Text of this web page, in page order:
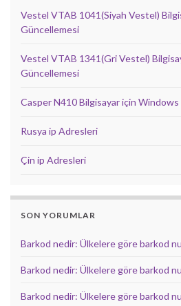
Vestel VTAB 1041(Siyah Vestel)
Güncellemesi
Vestel VTAB 1341(Gri Vestel)
Güncellemesi
Casper N410 Bilgisayar için
Rusya ip Adresleri
Çin ip Adresleri
SON YORUMLAR
Barkod nedir: Ülkelere göre barkod
Barkod nedir: Ülkelere göre barkod
Barkod nedir: Ülkelere göre barkod